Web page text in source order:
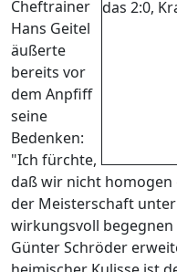
Cheftrainer
Hans Geitel
äußerte
bereits vor
dem Anpfiff
seine
Bedenken:
"Ich fürchte,
daß wir nicht homogen
der Meisterschaft
wirkungsvoll begegnen
Günter Schröder